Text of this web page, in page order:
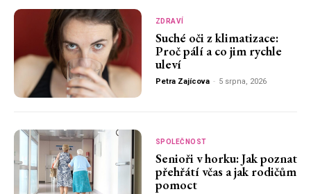
ZDRAVÍ
Suché oči z klimatizace:
Proč pálí a co jim rychle
uleví
Petra Zajícova - 5 srpna, 2026
SPOLEČNOST
Senioři v horku: Jak poznat
přehřátí včas a jak rodičům
pomoct